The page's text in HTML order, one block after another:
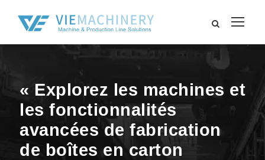
« Explorez les machines et
les fonctionnalités
avancées de fabrication
de boîtes en carton